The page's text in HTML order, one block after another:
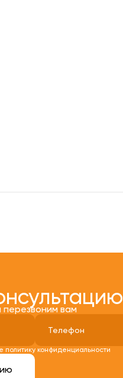
вам
политику конфиденциальности